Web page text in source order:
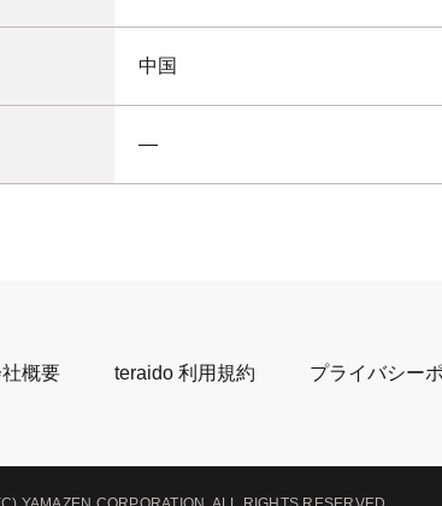
中国
―
概要 teraido 利用規約 プライバシー